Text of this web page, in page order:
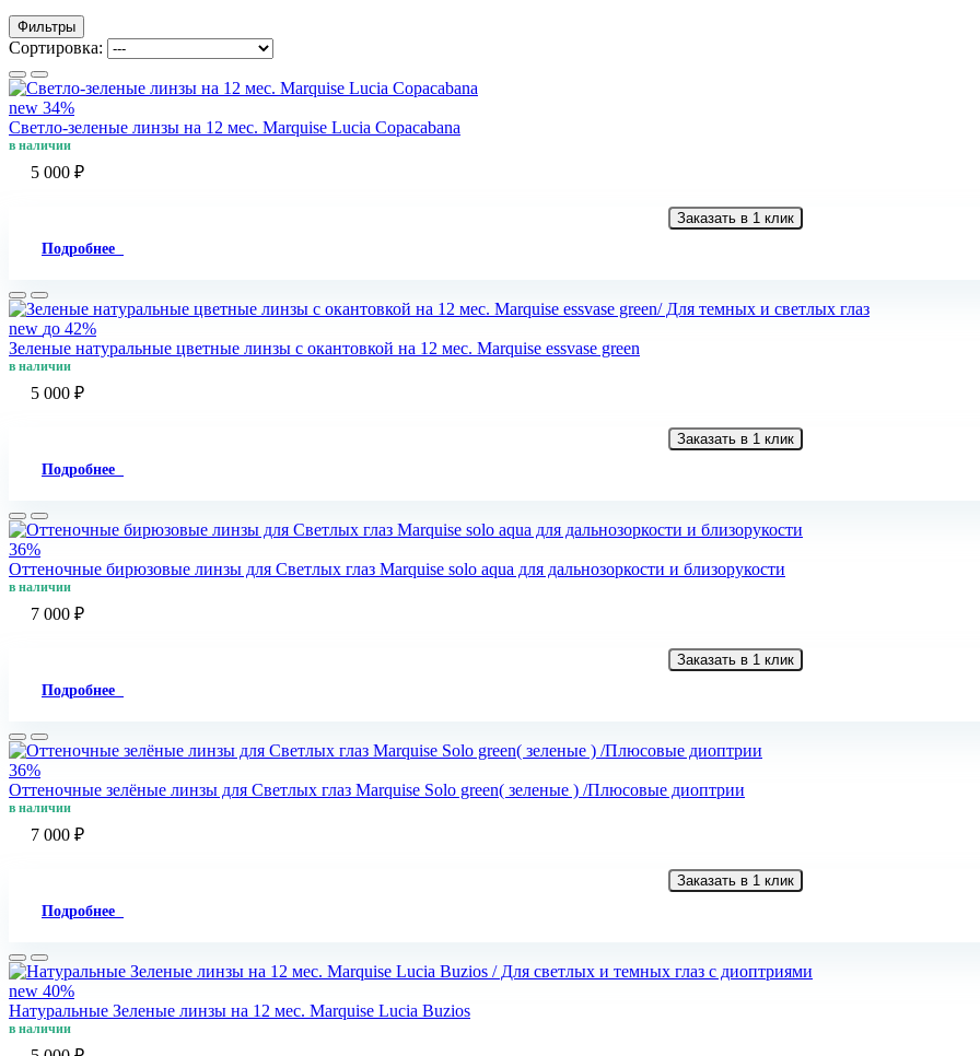
Фильтры
Сортировка:
new 34%
Светло-зеленые линзы на 12 мес. Marquise Lucia Copacabana
в наличии
5 000 ₽
Заказать в 1 клик
Подробнее
new до 42%
Зеленые натуральные цветные линзы c окантовкой на 12 мес. Marquise essvase green
в наличии
5 000 ₽
Заказать в 1 клик
Подробнее
36%
Оттеночные бирюзовые линзы для Светлых глаз Marquise solo aqua для дальнозоркости и близорукости
в наличии
7 000 ₽
Заказать в 1 клик
Подробнее
36%
Оттеночные зелёные линзы для Светлых глаз Marquise Solo green( зеленые ) /Плюсовые диоптрии
в наличии
7 000 ₽
Заказать в 1 клик
Подробнее
new 40%
Натуральные Зеленые линзы на 12 мес. Marquise Lucia Buzios
в наличии